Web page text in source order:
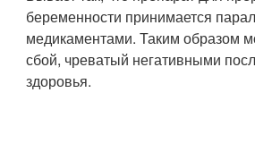
беременности принимается
медикаментами. Таким образом
сбой, чреватый негативными
здоровья.